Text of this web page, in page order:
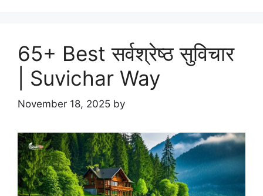
65+ Best सर्वश्रेष्ठ सुविचार
| Suvichar Way
November 18, 2025 by